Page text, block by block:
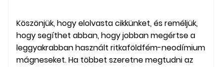
Köszönjük, hogy elolvasta cikkünket, és reméljük,
hogy segíthet abban, hogy jobban megértse a
leggyakrabban használt ritkaföldfém-neodímium
mágneseket. Ha többet szeretne megtudni az